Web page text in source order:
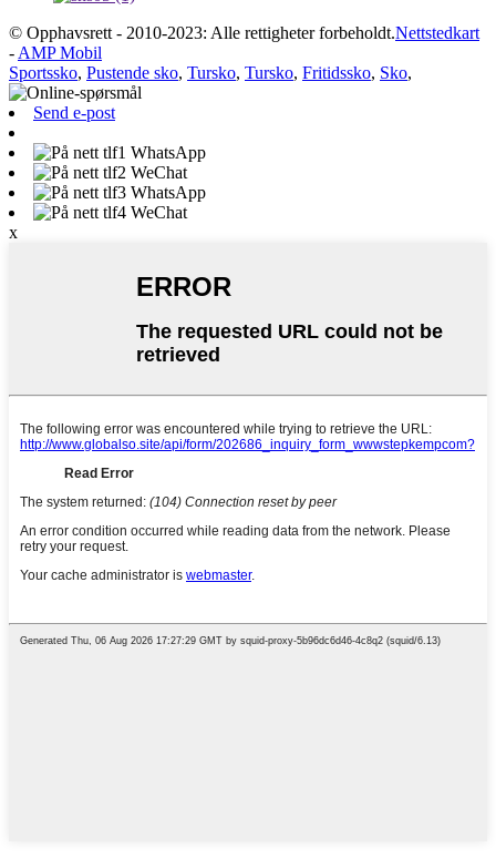
© Opphavsrett - 2010-2023: Alle rettigheter forbeholdt.Nettstedkart
- AMP Mobil
Sportssko, Pustende sko, Tursko, Tursko, Fritidssko, Sko,
Send e-post
WhatsApp
WeChat
WhatsApp
WeChat
x